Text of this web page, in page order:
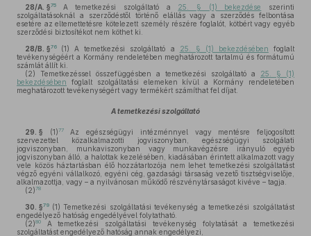
28/A. §75 A temetkezési szolgáltató a 25. § (1) bekezdése
szerinti
szolgáltatásoknál a szerződéstől történő elállás vagy a szerződés felbontása
esetére az eltemettetésre kötelezett személy részére foglalót, kötbért vagy egyéb
szerződési biztosítékot nem köthet ki.
28/B. §76 (1) A temetkezési szolgáltató a 25. § (1) bekezdésében foglalt
tevékenységéért a Kormány rendeletében meghatározott tartalmú és formátumú
számlát állít ki.
(2) Temetkezéssel összefüggésben a temetkezési szolgáltató a 25. § (1)
bekezdésében foglalt szolgáltatási elemeken kívül a Kormány rendeletében
meghatározott tevékenységért vagy termékért számíthat fel díjat.
A temetkezési szolgáltató
29. § (1)77Az egészségügyi intézménnyel vagy mentésre feljogosított
szervezettel közalkalmazotti jogviszonyban, egészségügyi szolgálati
jogviszonyban, munkaviszonyban vagy munkavégzésre irányuló egyéb
jogviszonyban álló, a halottak kezelésében, kiadásában érintett alkalmazott vagy
vele közös háztartásban élő hozzátartozója nem lehet temetkezési szolgáltatást
végző egyéni vállalkozó, egyéni cég, gazdasági társaság vezető tisztségviselője,
alkalmazottja, vagy – a nyilvánosan működő részvénytársaságot kivéve – tagja.
(2)78
30. §79 (1) Temetkezési szolgáltatási tevékenység a temetkezési szolgáltatást
engedélyező hatóság engedélyével folytatható.
(2)80
A temetkezési szolgáltatási tevékenység folytatását a temetkezési
szolgáltatást engedélyező hatóság annak engedélyezi,